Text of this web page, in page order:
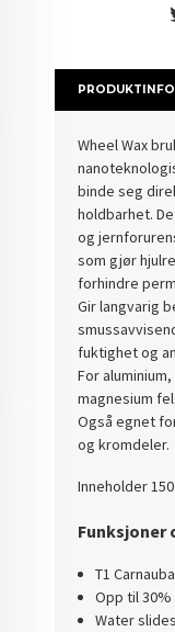
PRODUKTINFO
Wheel Wax
binde seg
holdbarhet.
og
som gjør
forhindre
Gir langvarig
fuktighet og
For
magnesium
Også egnet
og kromdeler.
Inneholder
Funksjoner
T1
Opp til 30%
Water